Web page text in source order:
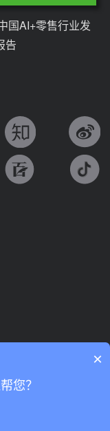
网站时，请同意使用
国AI+零售行业发
告
×
您？